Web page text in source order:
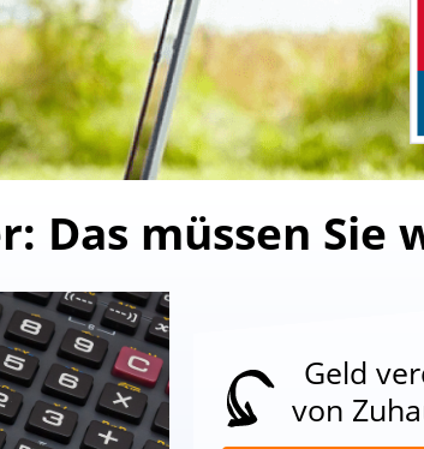
Das müssen Sie
Geld
von